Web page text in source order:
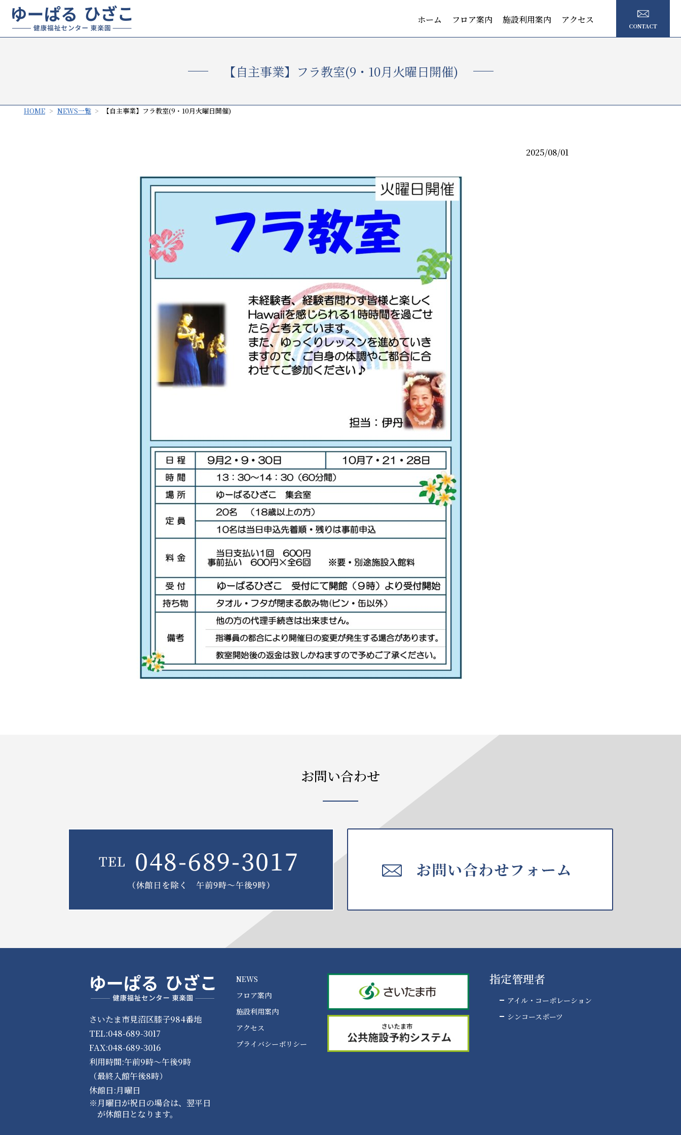
ホーム フロア案内 施設利用案内 アクセス
CONTACT
【自主事業】フラ教室(9・10月火曜日開催)
HOME NEWS一覧 【自主事業】フラ教室(9・10月火曜日開催)
2025/08/01
お問い合わせ
さいたま市見沼区膝子984番地
TEL:048-689-3017
FAX:048-689-3016
利用時間:午前9時～午後9時
（最終入館午後8時）
休館日:月曜日
※月曜日が祝日の場合は、翌平日
が休館日となります。
NEWS
フロア案内
施設利用案内
アクセス
プライバシーポリシー
指定管理者
アイル・コーポレーション
シンコースポーツ